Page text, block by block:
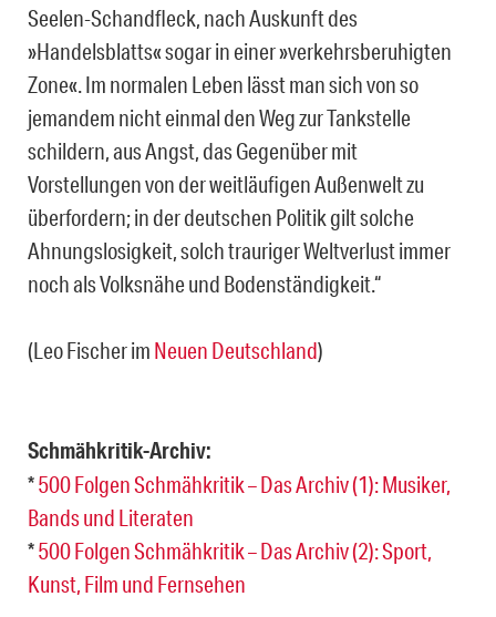
Seelen-Schandfleck, nach Auskunft des
»Handelsblatts« sogar in einer »verkehrsberuhigten
Zone«. Im normalen Leben lässt man sich von so
jemandem nicht einmal den Weg zur Tankstelle
schildern, aus Angst, das Gegenüber mit
Vorstellungen von der weitläufigen Außenwelt zu
überfordern; in der deutschen Politik gilt solche
Ahnungslosigkeit, solch trauriger Weltverlust immer
noch als Volksnähe und Bodenständigkeit.“
(Leo Fischer im Neuen Deutschland)
Schmähkritik-Archiv:
*500 Folgen Schmähkritik – Das Archiv (1): Musiker,
Bands und Literaten
*500 Folgen Schmähkritik – Das Archiv (2): Sport,
Kunst, Film und Fernsehen